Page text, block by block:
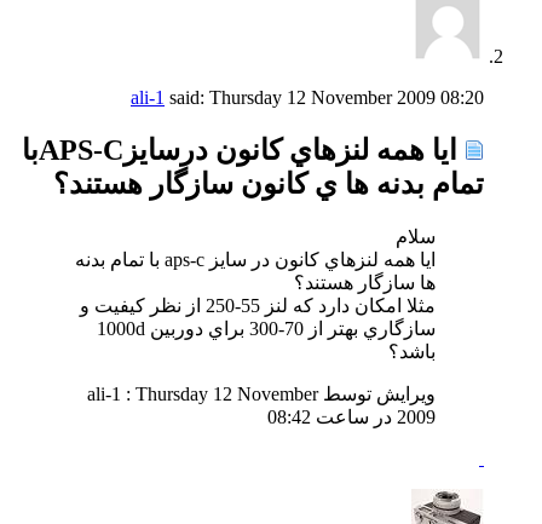
ali-1 said: Thursday 12 November 2009 08:20
ايا همه لنزهاي كانون درسايزAPS-Cبا
تمام بدنه ها ي كانون سازگار هستند؟
سلام
ايا همه لنزهاي كانون در سايز aps-c با تمام بدنه
ها سازگار هستند؟
مثلا امكان دارد كه لنز 55-250 از نظر كيفيت و
سازگاري بهتر از 70-300 براي دوربين 1000d
باشد؟
ویرایش توسط ali-1 : Thursday 12 November
2009 در ساعت
08:42